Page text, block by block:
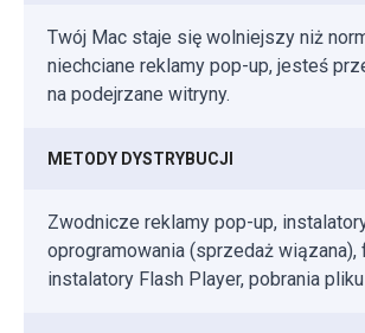
Twój Mac staje się wolniejszy niż
niechciane reklamy pop-up, jesteś
na podejrzane witryny.
METODY DYSTRYBUCJI
Zwodnicze reklamy pop-up,
oprogramowania (sprzedaż wiązana),
instalatory Flash Player, pobrania